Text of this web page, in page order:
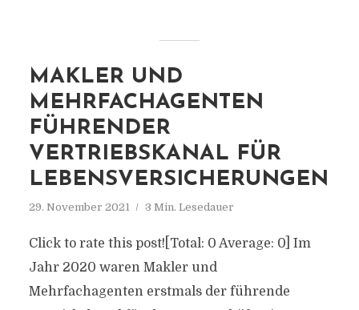
MAKLER UND
MEHRFACHAGENTEN
FÜHRENDER
VERTRIEBSKANAL FÜR
LEBENSVERSICHERUNGEN
29. November 2021 3 Min. Lesedauer
Click to rate this post![Total: 0 Average: 0] Im
Jahr 2020 waren Makler und
Mehrfachagenten erstmals der führende